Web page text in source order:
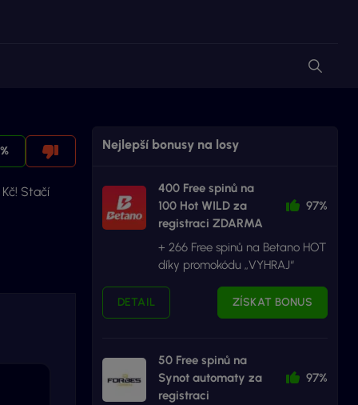
Stačí
Nejlepší bonusy na losy
400 Free spinů na
100 Hot WILD za
registraci ZDARMA
97%
+ 266 Free spinů na Betano HOT
díky promokódu „VYHRAJ“
DETAIL ZÍSKAT BONUS
50 Free spinů na
Synot automaty za
registraci
97%